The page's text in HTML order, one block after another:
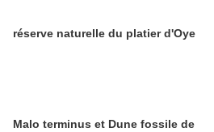
réserve naturelle du platier d'Oye
Malo terminus et Dune fossile de